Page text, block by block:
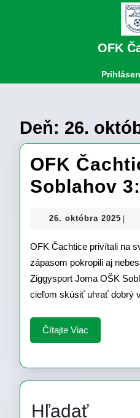
OFK
Deň: 26.
OFK
Soblahov
26. októbra 2025 26.
OFK Čachtice privítali na
zápasom pokropili aj
Ziggysport Joma OŠK
cieľom skúsiť uhrať dobrý
Čítajte Viac
Viac
Hľadať